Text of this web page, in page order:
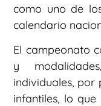
como uno de
calendario
El campeonato
y
individuales,
infantiles, lo